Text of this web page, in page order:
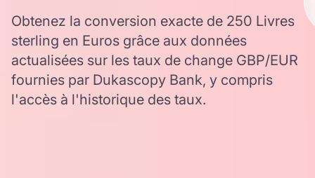
Obtenez la conversion exacte de 250 Livres
sterling en Euros grâce aux données
actualisées sur les taux de change GBP/EUR
fournies par Dukascopy Bank, y compris
l'accès à l'historique des taux.